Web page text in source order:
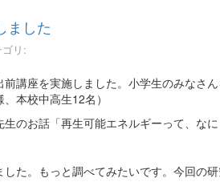
ました
ゴリ:
講座を実施しました。小学生のみなさ
本校中高生12名）
のお話「再生可能エネルギーって、な
た。もっと調べてみたいです。今回の